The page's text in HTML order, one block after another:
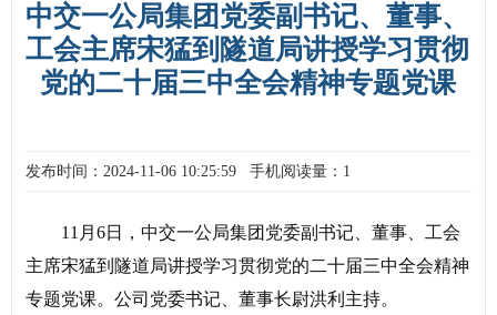
中交一公局集团党委副书记、董事、
工会主席宋猛到隧道局讲授学习贯彻
党的二十届三中全会精神专题党课
发布时间：2024-11-06 10:25:59 手机阅读量：1
11月6日，中交一公局集团党委副书记、董事、工会
主席宋猛到隧道局讲授学习贯彻党的二十届三中全会精神
专题党课。公司党委书记、董事长尉洪利主持。